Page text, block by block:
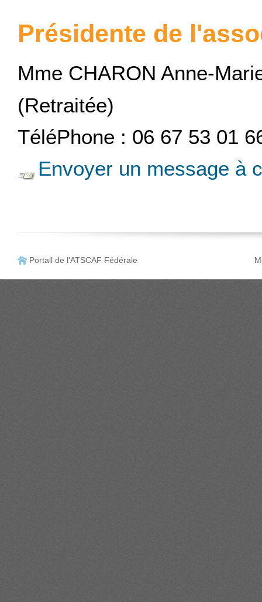
Présidente de
Mme CHARON Anne-
(Retraitée)
TéléPhone : 06 67 53 01
Envoyer un message à
Portail de l'ATSCAF Fédérale